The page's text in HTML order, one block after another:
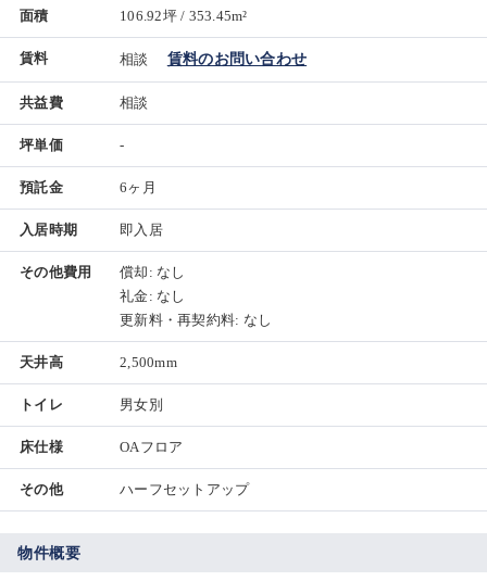
面積 106.92坪 / 353.45m²
賃料 相談 賃料のお問い合わせ
共益費 相談
坪単価 -
預託金 6ヶ月
入居時期 即入居
その他費用
償却: なし
礼金: なし
更新料・再契約料: なし
天井高 2,500mm
トイレ 男女別
床仕様 OAフロア
その他 ハーフセットアップ
物件概要